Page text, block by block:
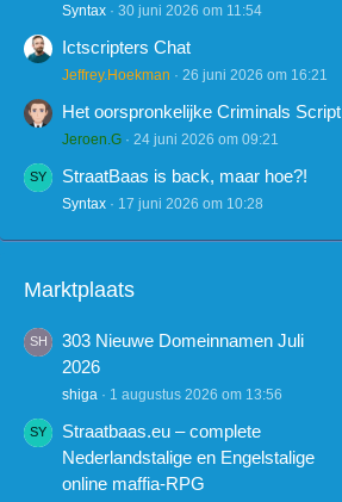
Syntax 30 juni 2026 om 11:54
Ictscripters Chat
Jeffrey.Hoekman 26 juni 2026 om 16:21
Het oorspronkelijke Criminals Script
Jeroen.G 24 juni 2026 om 09:21
StraatBaas is back, maar hoe?!
Syntax 17 juni 2026 om 10:28
Marktplaats
303 Nieuwe Domeinnamen Juli
2026
shiga 1 augustus 2026 om 13:56
Straatbaas.eu – complete
Nederlandstalige en Engelstalige
online maffia-RPG